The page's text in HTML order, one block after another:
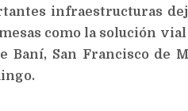
infraestructuras
como la solución
Baní, San Francisco de